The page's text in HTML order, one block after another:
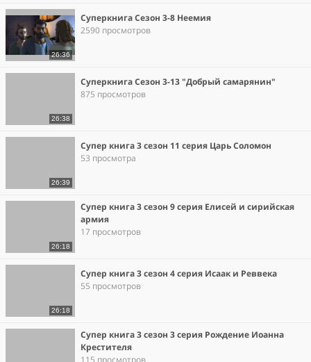
26:36
Суперкнига Сезон 3-8 Неемия
2590 просмотров
26:38
Суперкнига Сезон 3-13 "Добрый самарянин"
875 просмотров
26:39
Супер книга 3 сезон 11 серия Царь Соломон
53 просмотра
26:18
Супер книга 3 сезон 9 серия Елисей и сирийская
армия
17 просмотров
26:18
Супер книга 3 сезон 4 серия Исаак и Реввека
55 просмотров
Супер книга 3 сезон 3 серия Рождение Иоанна
Крестителя
115 просмотров